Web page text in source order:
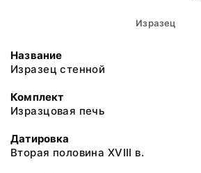
Изразец
Название
Изразец стенной
Комплект
Изразцовая печь
Датировка
Вторая половина ХVIII в.